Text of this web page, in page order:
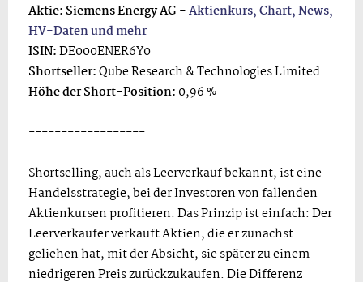
Aktie: Siemens Energy AG -Aktienkurs, Chart, News,
HV-Daten und mehr
ISIN:DE000ENER6Y0
Shortseller:Qube Research & Technologies Limited
Höhe der Short-Position: 0,96 %
------------------
Shortselling, auch als Leerverkauf bekannt, ist eine
Handelsstrategie, bei der Investoren von fallenden
Aktienkursen profitieren. Das Prinzip ist einfach: Der
Leerverkäufer verkauft Aktien, die er zunächst
geliehen hat, mit der Absicht, sie später zu einem
niedrigeren Preis zurückzukaufen. Die Differenz